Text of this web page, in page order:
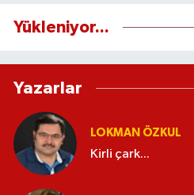
Yükleniyor...
Yazarlar
LOKMAN ÖZKUL
Kirli çark...